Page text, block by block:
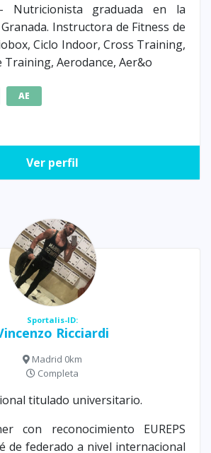
Nutricionista graduada en la
Instructora de Fitness de
Ciclo Indoor, Cross Training,
Training, Aerodance, Aer&o
AE
Ver perfil
Sportalis-ID:
Ricciardi
Madrid 0km
Completa
titulado universitario.
con reconocimiento EUREPS
de federado a nivel internacional